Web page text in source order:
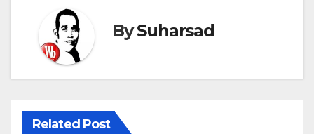
BySuharsad
Related Post